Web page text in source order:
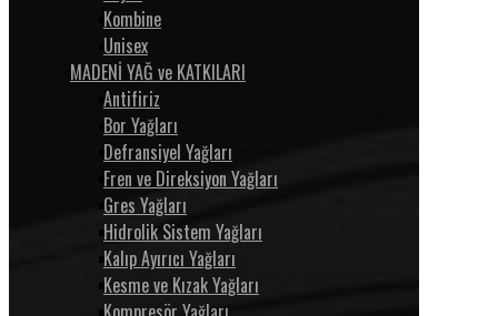
Kombine
Unisex
MADENİ YAĞ ve KATKILARI
Antifiriz
Bor Yağları
Defransiyel Yağları
Fren ve Direksiyon Yağları
Gres Yağları
Hidrolik Sistem Yağları
Kalıp Ayırıcı Yağları
Kesme ve Kızak Yağları